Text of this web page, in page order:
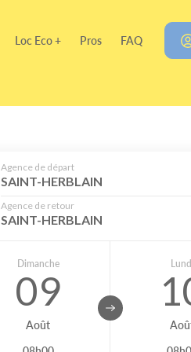
Loc Eco + Pros FAQ
Agence de départ
SAINT-HERBLAIN
Agence de retour
SAINT-HERBLAIN
Dimanche
09
Août